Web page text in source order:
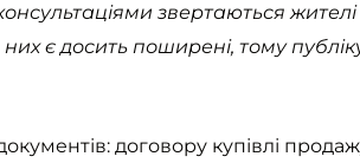
звертаються
є досить поширені, тому
договору купівлі